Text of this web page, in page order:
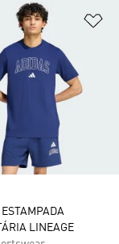
de Desejos
LINEAGE